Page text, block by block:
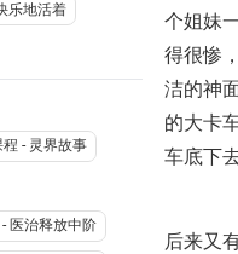
乐地活着
- 灵界故事
医治释放中阶
个姐妹
得很惨
洁的神
的大卡
车底下
后来又